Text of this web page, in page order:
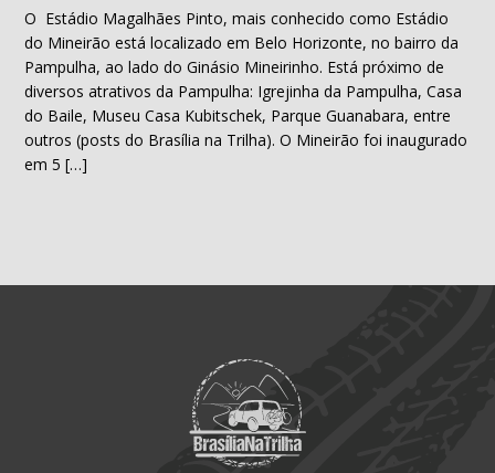
O Estádio Magalhães Pinto, mais conhecido como Estádio
do Mineirão está localizado em Belo Horizonte, no bairro da
Pampulha, ao lado do Ginásio Mineirinho. Está próximo de
diversos atrativos da Pampulha: Igrejinha da Pampulha, Casa
do Baile, Museu Casa Kubitschek, Parque Guanabara, entre
outros (posts do Brasília na Trilha). O Mineirão foi inaugurado
em 5 […]